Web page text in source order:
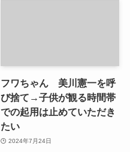
フワちゃん 美川憲一を呼
び捨て→子供が観る時間帯
での起用は止めていただき
たい
2024年7月24日